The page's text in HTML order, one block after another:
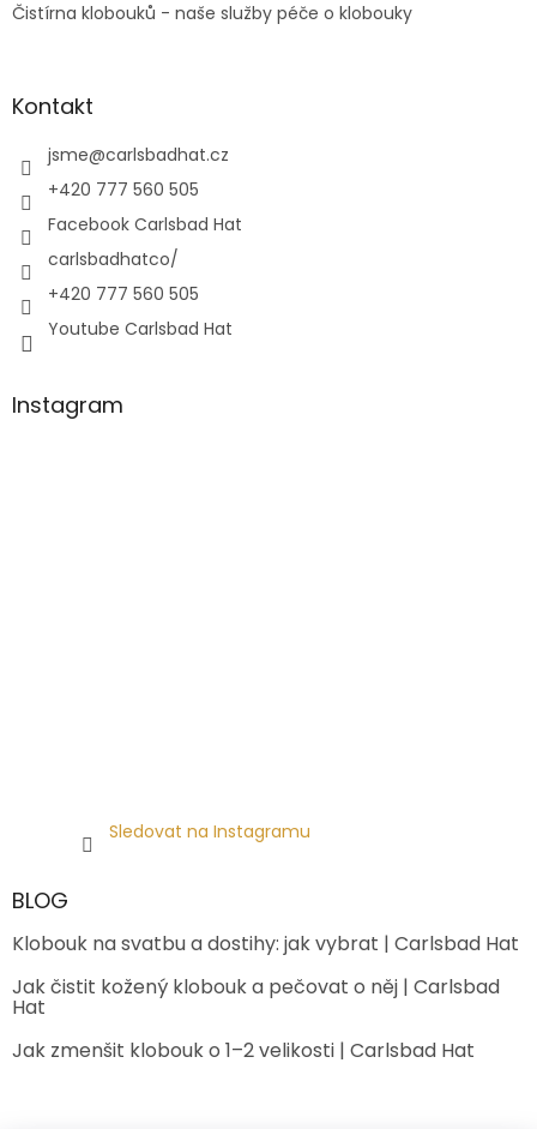
Čistírna klobouků - naše služby péče o klobouky
Kontakt
jsme@carlsbadhat.cz
+420 777 560 505
Facebook Carlsbad Hat
carlsbadhatco/
+420 777 560 505
Youtube Carlsbad Hat
Instagram
Sledovat na Instagramu
BLOG
Klobouk na svatbu a dostihy: jak vybrat | Carlsbad Hat
Jak čistit kožený klobouk a pečovat o něj | Carlsbad
Hat
Jak zmenšit klobouk o 1–2 velikosti | Carlsbad Hat